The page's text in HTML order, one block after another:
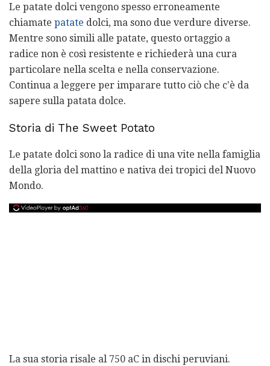
Le patate dolci vengono spesso erroneamente
chiamate patate dolci, ma sono due verdure diverse.
Mentre sono simili alle patate, questo ortaggio a
radice non è così resistente e richiederà una cura
particolare nella scelta e nella conservazione.
Continua a leggere per imparare tutto ciò che c'è da
sapere sulla patata dolce.
Storia di The Sweet Potato
Le patate dolci sono la radice di una vite nella famiglia
della gloria del mattino e nativa dei tropici del Nuovo
Mondo.
La sua storia risale al 750 aC in dischi peruviani.